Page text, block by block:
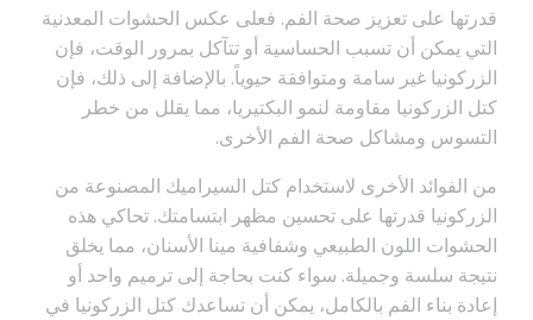
قدرتها على تعزيز صحة الفم. فعلى عكس الحشوات المعدنية
التي يمكن أن تسبب الحساسية أو تتآكل بمرور الوقت، فإن
الزركونيا غير سامة ومتوافقة حيوياً. بالإضافة إلى ذلك، فإن
كتل الزركونيا مقاومة لنمو البكتيريا، مما يقلل من خطر
التسوس ومشاكل صحة الفم الأخرى.
من الفوائد الأخرى لاستخدام كتل السيراميك المصنوعة من
الزركونيا قدرتها على تحسين مظهر ابتسامتك. تحاكي هذه
الحشوات اللون الطبيعي وشفافية مينا الأسنان، مما يخلق
نتيجة سلسة وجميلة. سواء كنت بحاجة إلى ترميم واحد أو
إعادة بناء الفم بالكامل، يمكن أن تساعدك كتل الزركونيا في